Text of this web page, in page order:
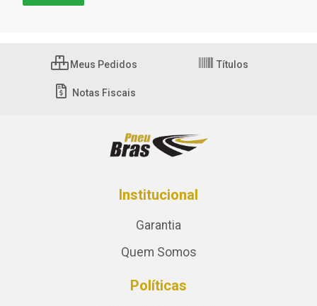
Meus Pedidos Títulos
Notas Fiscais
Institucional
Garantia
Quem Somos
Políticas